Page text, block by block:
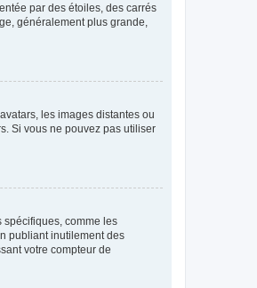
par des étoiles, des carrés
généralement plus grande,
les images distantes ou
Si vous ne pouvez pas utiliser
spécifiques, comme les
publiant inutilement des
votre compteur de